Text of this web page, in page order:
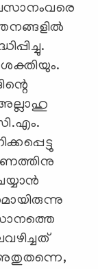
അതുതന്നെ,